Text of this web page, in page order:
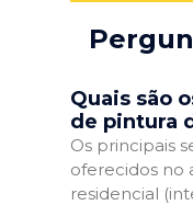
Quais são
de pintura
Os principais
oferecidos no
residencial